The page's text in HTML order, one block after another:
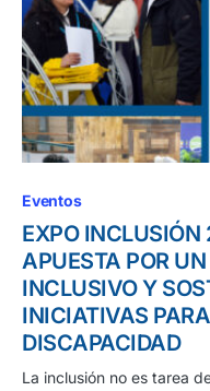
Eventos
EXPO INCLUSIÓN
APUESTA POR
INCLUSIVO Y
INICIATIVAS
DISCAPACIDAD
La inclusión no es tarea